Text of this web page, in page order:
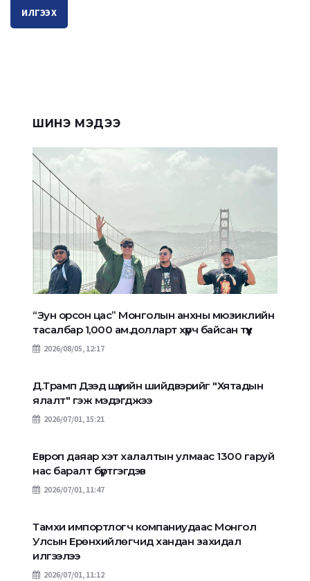
ИЛГЭЭХ
ШИНЭ МЭДЭЭ
“Зун орсон цас” Монголын анхны мюзиклийн
тасалбар 1,000 ам.долларт хүрч байсан түүх
2026/08/05, 12:17
Д.Трамп Дээд шүүхийн шийдвэрийг "Хятадын
ялалт" гэж мэдэгджээ
2026/07/01, 15:21
Европ даяар хэт халалтын улмаас 1300 гаруй
нас баралт бүртгэгдэв
2026/07/01, 11:47
Тамхи импортлогч компаниудаас Монгол
Улсын Ерөнхийлөгчид хандан захидал
илгээлээ
2026/07/01, 11:12